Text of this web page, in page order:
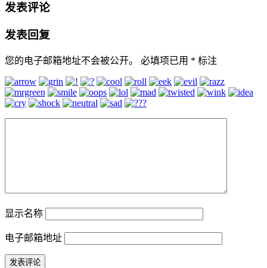
发表评论
发表回复
您的电子邮箱地址不会被公开。 必填项已用 * 标注
显示名称
电子邮箱地址